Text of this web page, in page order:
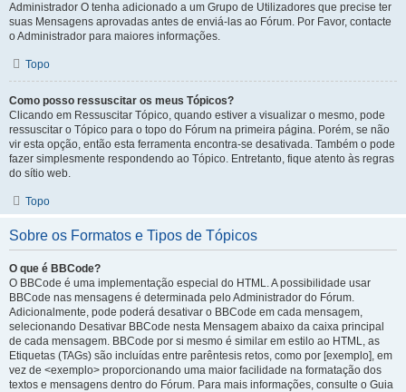
Administrador O tenha adicionado a um Grupo de Utilizadores que precise ter
suas Mensagens aprovadas antes de enviá-las ao Fórum. Por Favor, contacte
o Administrador para maiores informações.
Topo
Como posso ressuscitar os meus Tópicos?
Clicando em Ressuscitar Tópico, quando estiver a visualizar o mesmo, pode
ressuscitar o Tópico para o topo do Fórum na primeira página. Porém, se não
vir esta opção, então esta ferramenta encontra-se desativada. Também o pode
fazer simplesmente respondendo ao Tópico. Entretanto, fique atento às regras
do sítio web.
Topo
Sobre os Formatos e Tipos de Tópicos
O que é BBCode?
O BBCode é uma implementação especial do HTML. A possibilidade usar
BBCode nas mensagens é determinada pelo Administrador do Fórum.
Adicionalmente, pode poderá desativar o BBCode em cada mensagem,
selecionando Desativar BBCode nesta Mensagem abaixo da caixa principal
de cada mensagem. BBCode por si mesmo é similar em estilo ao HTML, as
Etiquetas (TAGs) são incluídas entre parêntesis retos, como por [exemplo], em
vez de <exemplo> proporcionando uma maior facilidade na formatação dos
textos e mensagens dentro do Fórum. Para mais informações, consulte o Guia